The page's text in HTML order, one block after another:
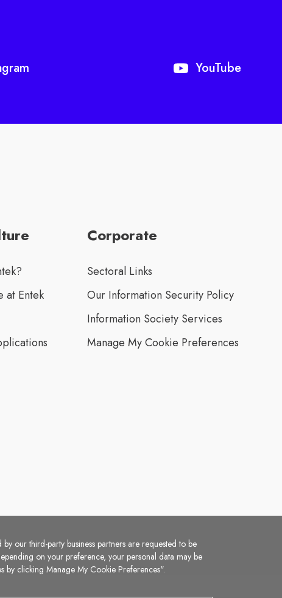
YouTube
at Entek
Corporate
Sectoral Links
Our Information Security Policy
Information Society Services
Manage My Cookie Preferences
our third-party business partners are requested to be
on your preference, your personal data may be
by clicking Manage My Cookie Preferences".